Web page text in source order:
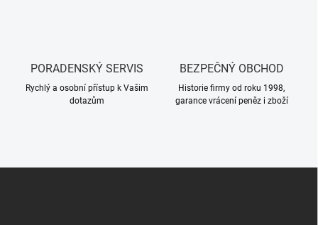
PORADENSKÝ SERVIS
Rychlý a osobní přístup k Vašim
dotazům
BEZPEČNÝ OBCHOD
Historie firmy od roku 1998,
garance vrácení peněz i zboží